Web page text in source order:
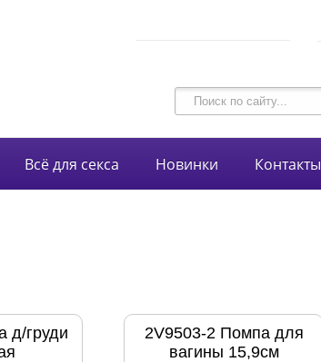
Всё для секса Новинки Контакты
д/груди
2V9503-2 Помпа для
вагины 15,9см